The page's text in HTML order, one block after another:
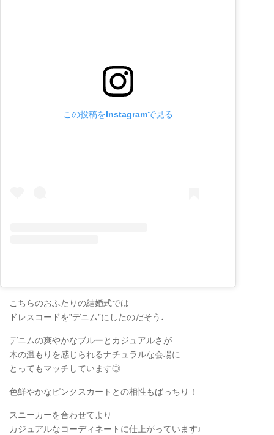
この投稿をInstagramで見る
こちらのおふたりの結婚式では
ドレスコードを”デニム”にしたのだそう♩
デニムの爽やかなブルーとカジュアルさが
木の温もりを感じられるナチュラルな会場に
とってもマッチしています◎
色鮮やかなピンクスカートとの相性もばっちり！
スニーカーを合わせてより
カジュアルなコーディネートに仕上がっています♩